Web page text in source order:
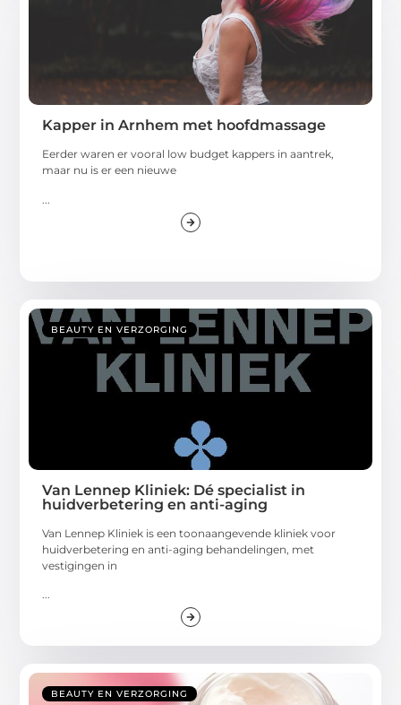
Kapper in Arnhem met hoofdmassage
Eerder waren er vooral low budget kappers in aantrek,
maar nu is er een nieuwe
BEAUTY EN VERZORGING
Van Lennep Kliniek: Dé specialist in
huidverbetering en anti-aging
Van Lennep Kliniek is een toonaangevende kliniek voor
huidverbetering en anti-aging behandelingen, met
vestigingen in
...
BEAUTY EN VERZORGING